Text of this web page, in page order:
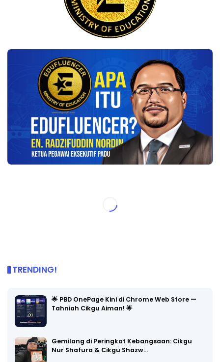
TRENDING!
🌟 PBD OnePage Kini di Chrome Web Store —
Tahniah Cikgu Aiman! 🌟
Gemilang di Peringkat Kebangsaan: Cikgu
Nur Shafura & Cikgu Shazw…